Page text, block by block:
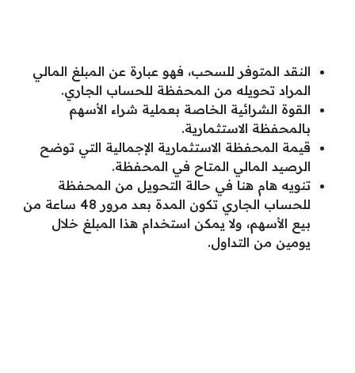
النقد المتوفر للسحب، فهو عبارة عن المبلغ المالي
المراد تحويله من المحفظة للحساب الجاري.
القوة الشرائية الخاصة بعملية شراء الأسهم
بالمحفظة الاستثمارية.
قيمة المحفظة الاستثمارية الإجمالية التي توضح
الرصيد المالي المتاح في المحفظة.
تنويه هام هنا في حالة التحويل من المحفظة
للحساب الجاري تكون المدة بعد مرور 48 ساعة من
بيع الأسهم، ولا يمكن استخدام هذا المبلغ خلال
يومين من التداول.